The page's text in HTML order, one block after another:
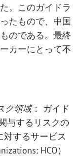
。このガイドラ
たもので、中国
のである。最終
カーにとって不
ク領域： ガイド
与するリスクの
対するサービス
HCO）